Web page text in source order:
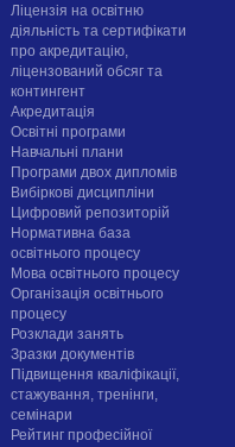
Ліцензія на освітню
діяльність та сертифікати
про акредитацію,
ліцензований обсяг та
контингент
Акредитація
Освітні програми
Навчальні плани
Програми двох дипломів
Вибіркові дисципліни
Цифровий репозиторій
Нормативна база
освітнього процесу
Мова освітнього процесу
Організація освітнього
процесу
Розклади занять
Зразки документів
Підвищення кваліфікації,
стажування, тренінги,
семінари
Рейтинг професійної